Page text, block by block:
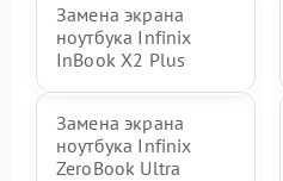
Замена экрана
ноутбука Infinix
InBook X2 Plus
Замена экрана
ноутбука Infinix
ZeroBook Ultra